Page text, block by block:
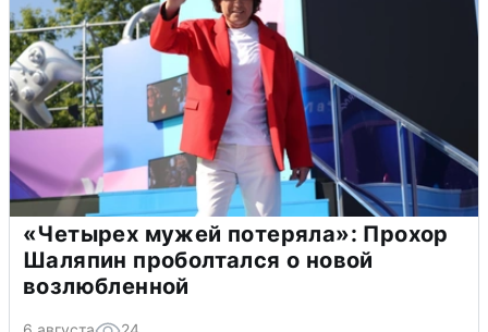
«Четырех мужей потеряла»: Прохор
Шаляпин проболтался о новой
возлюбленной